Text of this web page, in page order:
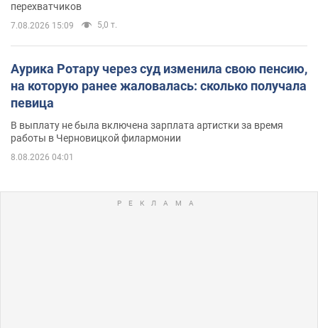
перехватчиков
7.08.2026 15:09 5,0 т.
Аурика Ротару через суд изменила свою пенсию,
на которую ранее жаловалась: сколько получала
певица
В выплату не была включена зарплата артистки за время
работы в Черновицкой филармонии
8.08.2026 04:01